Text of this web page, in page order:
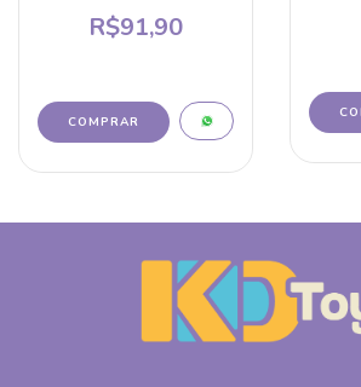
R$91,90